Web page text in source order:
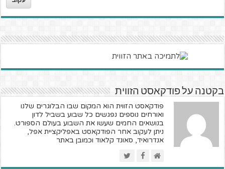
בקטנה על פודקאסט הזווית
פודקאסט הזווית הוא המקום שבו הבלוגרים שלנו
ואורחים נוספים נפגשים כל שבוע בשביל לדון
בנושאים החמים שעשו את השבוע בעולם הספורט.
ניתן לעקוב אחר הפודקאסט באפליקציית אפל,
אנדרואיד, סאונד קלאוד וכמובן באתר